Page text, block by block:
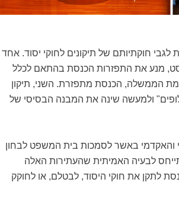
חוקתיותם של תיקונים לחוקי יסוד. אחד
מנע את התפזרות הכנסת בהתאם לכלל
100 ימים לאחר הקמת הממשלה, הכנסת מתפזרת. השני, תיקון
ולמעשה שינה את המבנה הבסיסי של
והאקדמי באשר לסמכות בית המשפט לבחון
לבעיה האמיתית שהעתירות האלה
לתקן את חוקי היסוד, לבטלם, או לחוקק